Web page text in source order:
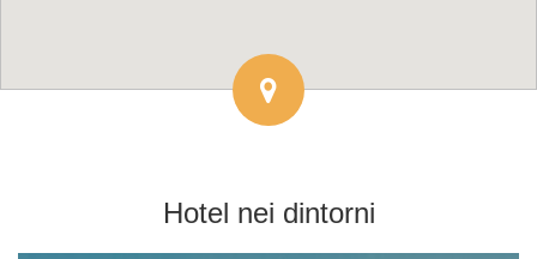
Hotel nei dintorni